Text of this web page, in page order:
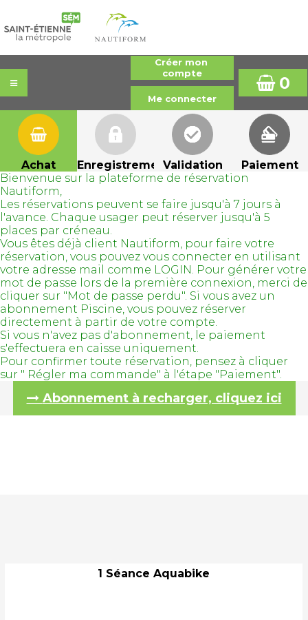
0
Achat EnregistrementValidation
Paiement
Bienvenue sur la plateforme de réservation
Nautiform,
Les réservations peuvent se faire jusqu'à 7 jours à
l'avance. Chaque usager peut réserver jusqu'à 5
places par créneau.
Vous êtes déjà client Nautiform, pour faire votre
réservation, vous pouvez vous connecter en utilisant
votre adresse mail comme LOGIN. Pour générer votre
mot de passe lors de la première connexion, merci de
cliquer sur "Mot de passe perdu". Si vous avez un
abonnement Piscine, vous pouvez réserver
directement à partir de votre compte.
Si vous n'avez pas d'abonnement, le paiement
s'effectuera en caisse uniquement.
Pour confirmer toute réservation, pensez à cliquer
sur " Régler ma commande" à l'étape "Paiement".
Abonnement à recharger, cliquez ici
1 Séance Aquabike